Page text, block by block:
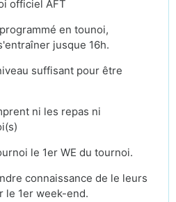
officiel AFT
en tounoi,
jusque 16h.
suffisant pour être
ni les repas ni
le 1er WE du tournoi.
connaissance de le leurs
le 1er week-end.